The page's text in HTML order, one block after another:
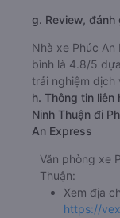
g. Review,
Nhà xe Phúc
bình là 4.8/5
trải nghiệm dịch
h. Thông tin
Ninh Thuận đi
An Express
Văn phòng xe
Thuận:
Xem địa
https://